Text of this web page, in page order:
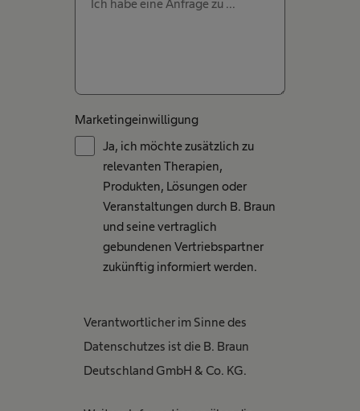
Marketingeinwilligung
Ja, ich möchte zusätzlich zu
relevanten Therapien,
Produkten, Lösungen oder
Veranstaltungen durch B. Braun
und seine vertraglich
gebundenen Vertriebspartner
zukünftig informiert werden.
Verantwortlicher im Sinne des
Datenschutzes ist die B. Braun
Deutschland GmbH & Co. KG.